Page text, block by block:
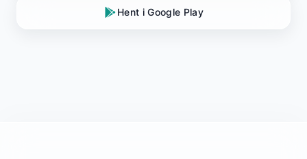
Hent i Google Play